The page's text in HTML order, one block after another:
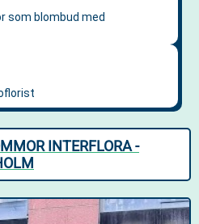
INTERFLORA -